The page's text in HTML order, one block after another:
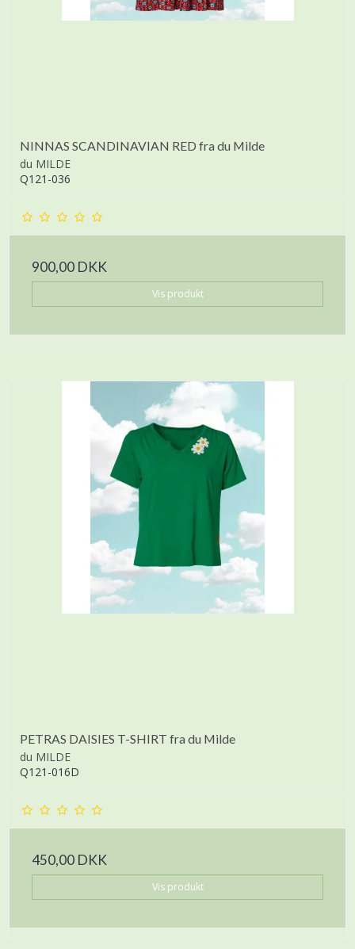
NINNAS SCANDINAVIAN RED fra du Milde
du MILDE
Q121-036
900,00 DKK
Vis produkt
PETRAS DAISIES T-SHIRT fra du Milde
du MILDE
Q121-016D
450,00 DKK
Vis produkt